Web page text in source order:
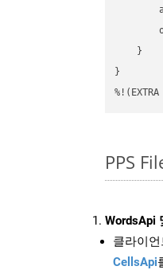
    }
}
PPS
WordsApi
클라이
CellsApi